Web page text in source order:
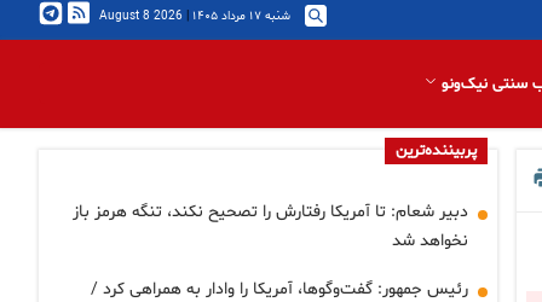
شنبه ۱۷ مرداد ۱۴۰۵ |
2026 August 8
سنتی نیک‌ونو
پربیننده‌ترین
دبیر شعام: تا آمریکا رفتارش را تصحیح نکند، تنگه هرمز باز
نخواهد شد
رئیس جمهور: گفت‌وگوها، آمریکا را وادار به همراهی کرد /